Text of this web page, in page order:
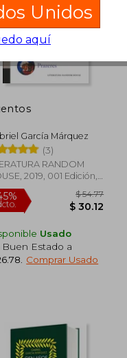
dcto.
García Márquez
(3)
RANDOM
2019, 001 Edición,
Dura, Nuevo
Usado
Buen Estado a
Comprar Usado
Unidos
aquí